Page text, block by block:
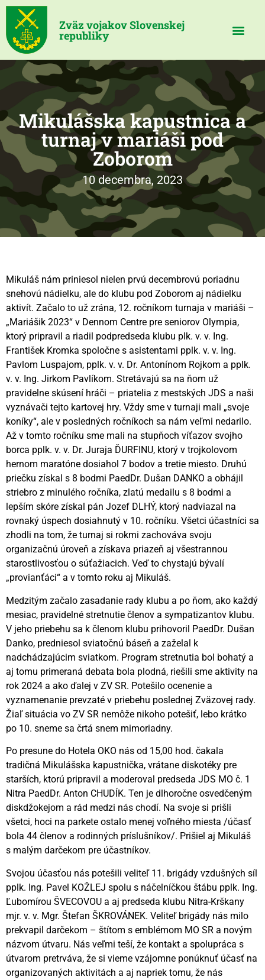
Zväz vojakov Slovenskej
republiky
Mikulášska kapustnica a
turnaj v mariáši pod
Zoborom
10 decembra, 2023
Mikuláš nám priniesol nielen prvú decembrovú poriadnu
snehovú nádielku, ale do klubu pod Zoborom aj nádielku
aktivít. Začalo to už zrána, 12. ročníkom turnaja v mariáši –
„Mariášik 2023“ v Dennom Centre pre seniorov Olympia,
ktorý pripravil a riadil podpredseda klubu plk. v. v. Ing.
František Kromka spoločne s asistentami pplk. v. v. Ing.
Pavlom Luspajom, pplk. v. v. Dr. Antonínom Rojkom a pplk.
v. v. Ing. Jirkom Pavlíkom. Stretávajú sa na ňom už
pravidelne skúsení hráči – priatelia z mestských JDS a naši
vyznávači tejto kartovej hry. Vždy sme v turnaji mali „svoje
koníky“, ale v posledných ročníkoch sa nám veľmi nedarilo.
Až v tomto ročníku sme mali na stupňoch víťazov svojho
borca pplk. v. v. Dr. Juraja ĎURFINU, ktorý v trojkolovom
hernom maratóne dosiahol 7 bodov a tretie miesto. Druhú
priečku získal s 8 bodmi PaedDr. Dušan DANKO a obhájil
striebro z minulého ročníka, zlatú medailu s 8 bodmi a
lepším skóre získal pán Jozef DLHÝ, ktorý nadviazal na
rovnaký úspech dosiahnutý v 10. ročníku. Všetci účastníci sa
zhodli na tom, že turnaj si rokmi zachováva svoju
organizačnú úroveň a získava priazeň aj všestrannou
starostlivosťou o súťažiacich. Veď to chystajú bývalí
„provianťáci“ a v tomto roku aj Mikuláš.
Medzitým začalo zasadanie rady klubu a po ňom, ako každý
mesiac, pravidelné stretnutie členov a sympatizantov klubu.
V jeho priebehu sa k členom klubu prihovoril PaedDr. Dušan
Danko, predniesol sviatočnú báseň a zaželal k
nadchádzajúcim sviatkom. Program stretnutia bol bohatý a
aj tomu primeraná debata bola plodná, riešili sme aktivity na
rok 2024 a ako ďalej v ZV SR. Potešilo ocenenie a
vyznamenanie prevzaté v priebehu poslednej Zväzovej rady.
Žiaľ situácia vo ZV SR nemôže nikoho potešiť, lebo krátko
po 10. sneme sa črtá snem mimoriadny.
Po presune do Hotela OKO nás od 15,00 hod. čakala
tradičná Mikulášska kapustnička, vrátane diskotéky pre
starších, ktorú pripravil a moderoval predseda JDS MO č. 1
Nitra PaedDr. Anton CHUDÍK. Ten je dlhoročne osvedčeným
diskdžokejom a rád medzi nás chodí. Na svoje si prišli
všetci, hoci na parkete ostalo menej voľného miesta /účasť
bola 44 členov a rodinných príslušníkov/. Prišiel aj Mikuláš
s malým darčekom pre účastníkov.
Svojou účasťou nás potešili veliteľ 11. brigády vzdušných síl
pplk. Ing. Pavel KOŽLEJ spolu s náčelníčkou štábu pplk. Ing.
Ľubomírou ŠVECOVOU a aj predseda klubu Nitra-Krškany
mjr. v. v. Mgr. Štefan ŠKROVÁNEK. Veliteľ brigády nás milo
prekvapil darčekom – štítom s emblémom MO SR a novým
názvom útvaru. Nás veľmi teší, že kontakt a spolupráca s
útvarom pretrváva, že si vieme vzájomne ponúknuť účasť na
organizovaných aktivitách a aj napriek tomu, že nás